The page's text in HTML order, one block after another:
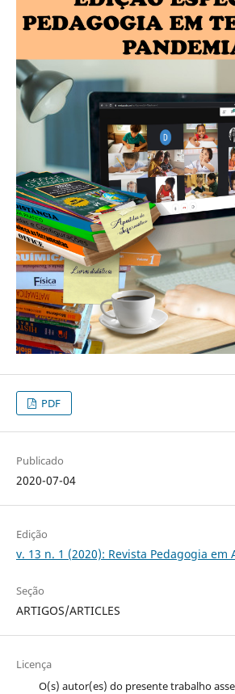
PDF
Publicado
2020-07-04
Edição
v. 13 n. 1 (2020): Revista Pedagogia em
Seção
ARTIGOS/ARTICLES
Licença
O(s) autor(es) do presente trabalho